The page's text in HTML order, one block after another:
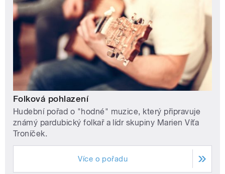
Folková pohlazení
Hudební pořad o "hodné" muzice, který připravuje
známý pardubický folkař a lídr skupiny Marien Víťa
Troníček.
Více o pořadu